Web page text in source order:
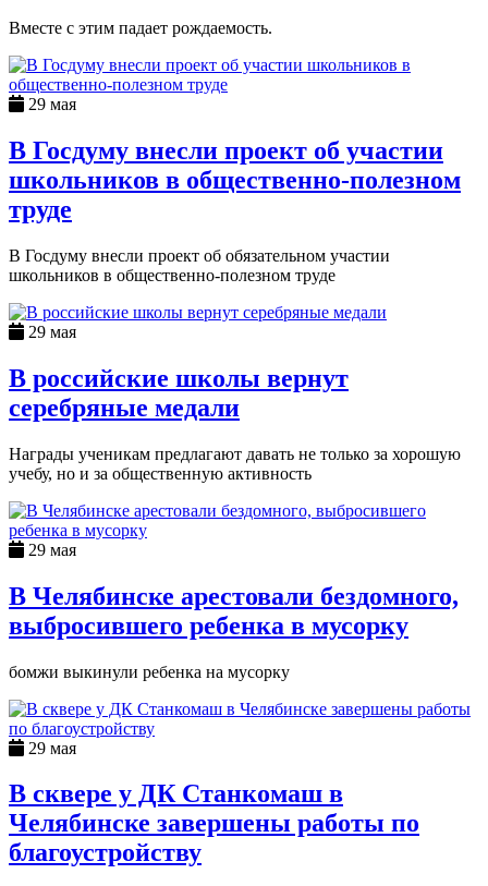
Вместе с этим падает рождаемость.
29 мая
В Госдуму внесли проект об участии
школьников в общественно-полезном
труде
В Госдуму внесли проект об обязательном участии
школьников в общественно-полезном труде
29 мая
В российские школы вернут
серебряные медали
Награды ученикам предлагают давать не только за хорошую
учебу, но и за общественную активность
29 мая
В Челябинске арестовали бездомного,
выбросившего ребенка в мусорку
бомжи выкинули ребенка на мусорку
29 мая
В сквере у ДК Станкомаш в
Челябинске завершены работы по
благоустройству